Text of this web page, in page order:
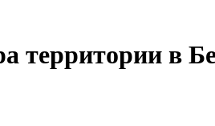
территории в